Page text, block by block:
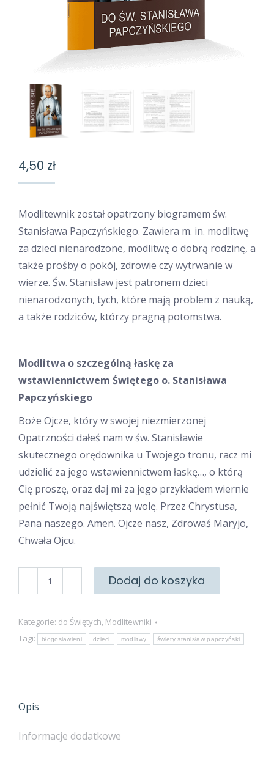
4,50 zł
Modlitewnik został opatrzony biogramem św.
Stanisława Papczyńskiego. Zawiera m. in. modlitwę
za dzieci nienarodzone, modlitwę o dobrą rodzinę, a
także prośby o pokój, zdrowie czy wytrwanie w
wierze. Św. Stanisław jest patronem dzieci
nienarodzonych, tych, które mają problem z nauką,
a także rodziców, którzy pragną potomstwa.
Modlitwa o szczególną łaskę za
wstawiennictwem Świętego o. Stanisława
Papczyńskiego
Boże Ojcze, który w swojej niezmierzonej
Opatrzności dałeś nam w św. Stanisławie
skutecznego orędownika u Twojego tronu, racz mi
udzielić za jego wstawiennictwem łaskę…, o którą
Cię proszę, oraz daj mi za jego przykładem wiernie
pełnić Twoją najświętszą wolę. Przez Chrystusa,
Pana naszego. Amen. Ojcze nasz, Zdrowaś Maryjo,
Chwała Ojcu.
Do
Stanisława
Papczyńskiego
Dodaj do koszyka
Kategorie: do Świętych, Modlitewniki
Tagi:
błogosławieni dzieci modlitwy święty stanisław papczyński
Opis
Informacje dodatkowe